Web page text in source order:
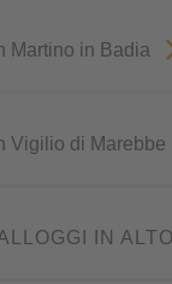
Martino in Badia
Vigilio di Marebbe
IN